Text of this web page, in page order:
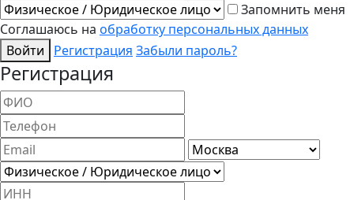
Запомнить меня
Соглашаюсь на обработку персональных данных
Войти
Регистрация Забыли пароль?
Регистрация